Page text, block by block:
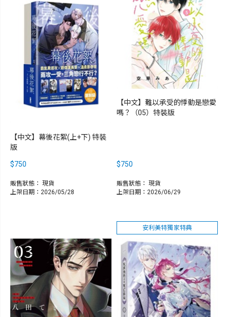
【中文】幕後花絮(上+下) 特裝
版
$750
販售狀態： 現貨
上架日期：2026/05/28
【中文】難以承受的悸動是戀愛
嗎？（05）特裝版
$750
販售狀態： 現貨
上架日期：2026/06/29
安利美特獨家特典